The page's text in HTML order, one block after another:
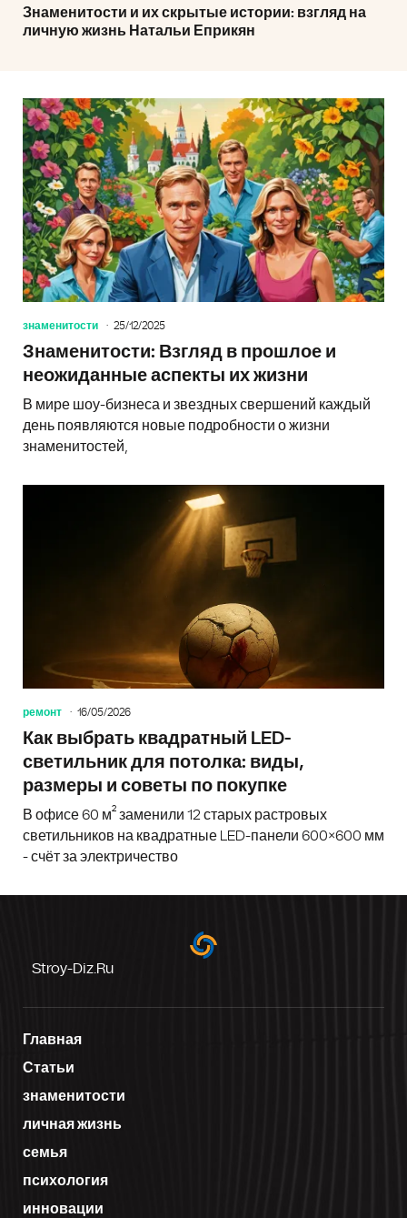
Знаменитости и их скрытые истории: взгляд на
личную жизнь Натальи Еприкян
знаменитости 25/12/2025
Знаменитости: Взгляд в прошлое и
неожиданные аспекты их жизни
В мире шоу-бизнеса и звездных свершений каждый
день появляются новые подробности о жизни
знаменитостей,
ремонт 16/05/2026
Как выбрать квадратный LED-
светильник для потолка: виды,
размеры и советы по покупке
В офисе 60 м² заменили 12 старых растровых
светильников на квадратные LED-панели 600×600 мм
- счёт за электричество
Stroy-Diz.ru
Главная
Статьи
знаменитости
личная жизнь
семья
психология
инновации